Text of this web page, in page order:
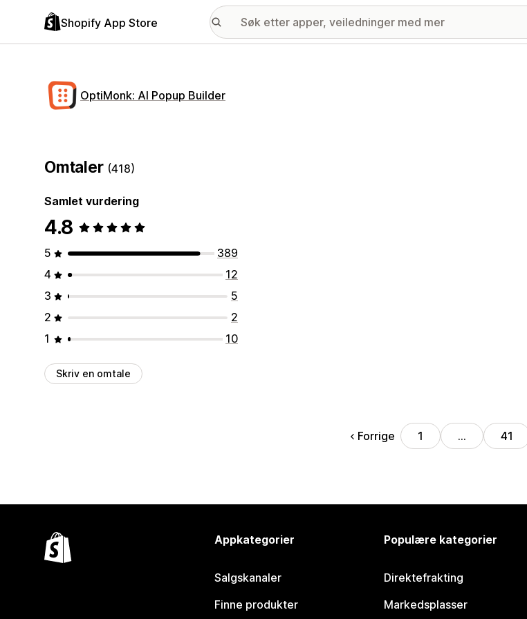
Shopify App Store
OptiMonk: AI Popup Builder
Omtaler (418)
Samlet vurdering
4.8
5
389
4
12
3
5
2
2
1
10
Skriv en omtale
Forrige 1 … 41
Appkategorier
Salgskanaler
Finne produkter
Populære kategorier
Direktefrakting
Markedsplasser